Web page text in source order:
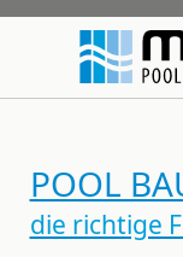
POOL
die richtige